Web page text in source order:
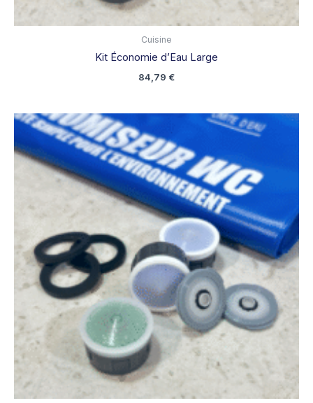
Cuisine
Kit Économie d’Eau Large
84,79 €